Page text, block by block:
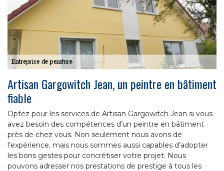
Artisan Gargowitch Jean, un peintre en bâtiment
fiable
Optez pour les services de Artisan Gargowitch Jean si vous
avez besoin des compétences d’un peintre en bâtiment
près de chez vous. Non seulement nous avons de
l’expérience, mais nous sommes aussi capables d’adopter
les bons gestes pour concrétiser votre projet. Nous
pouvons adresser nos prestations de prestige à tous les